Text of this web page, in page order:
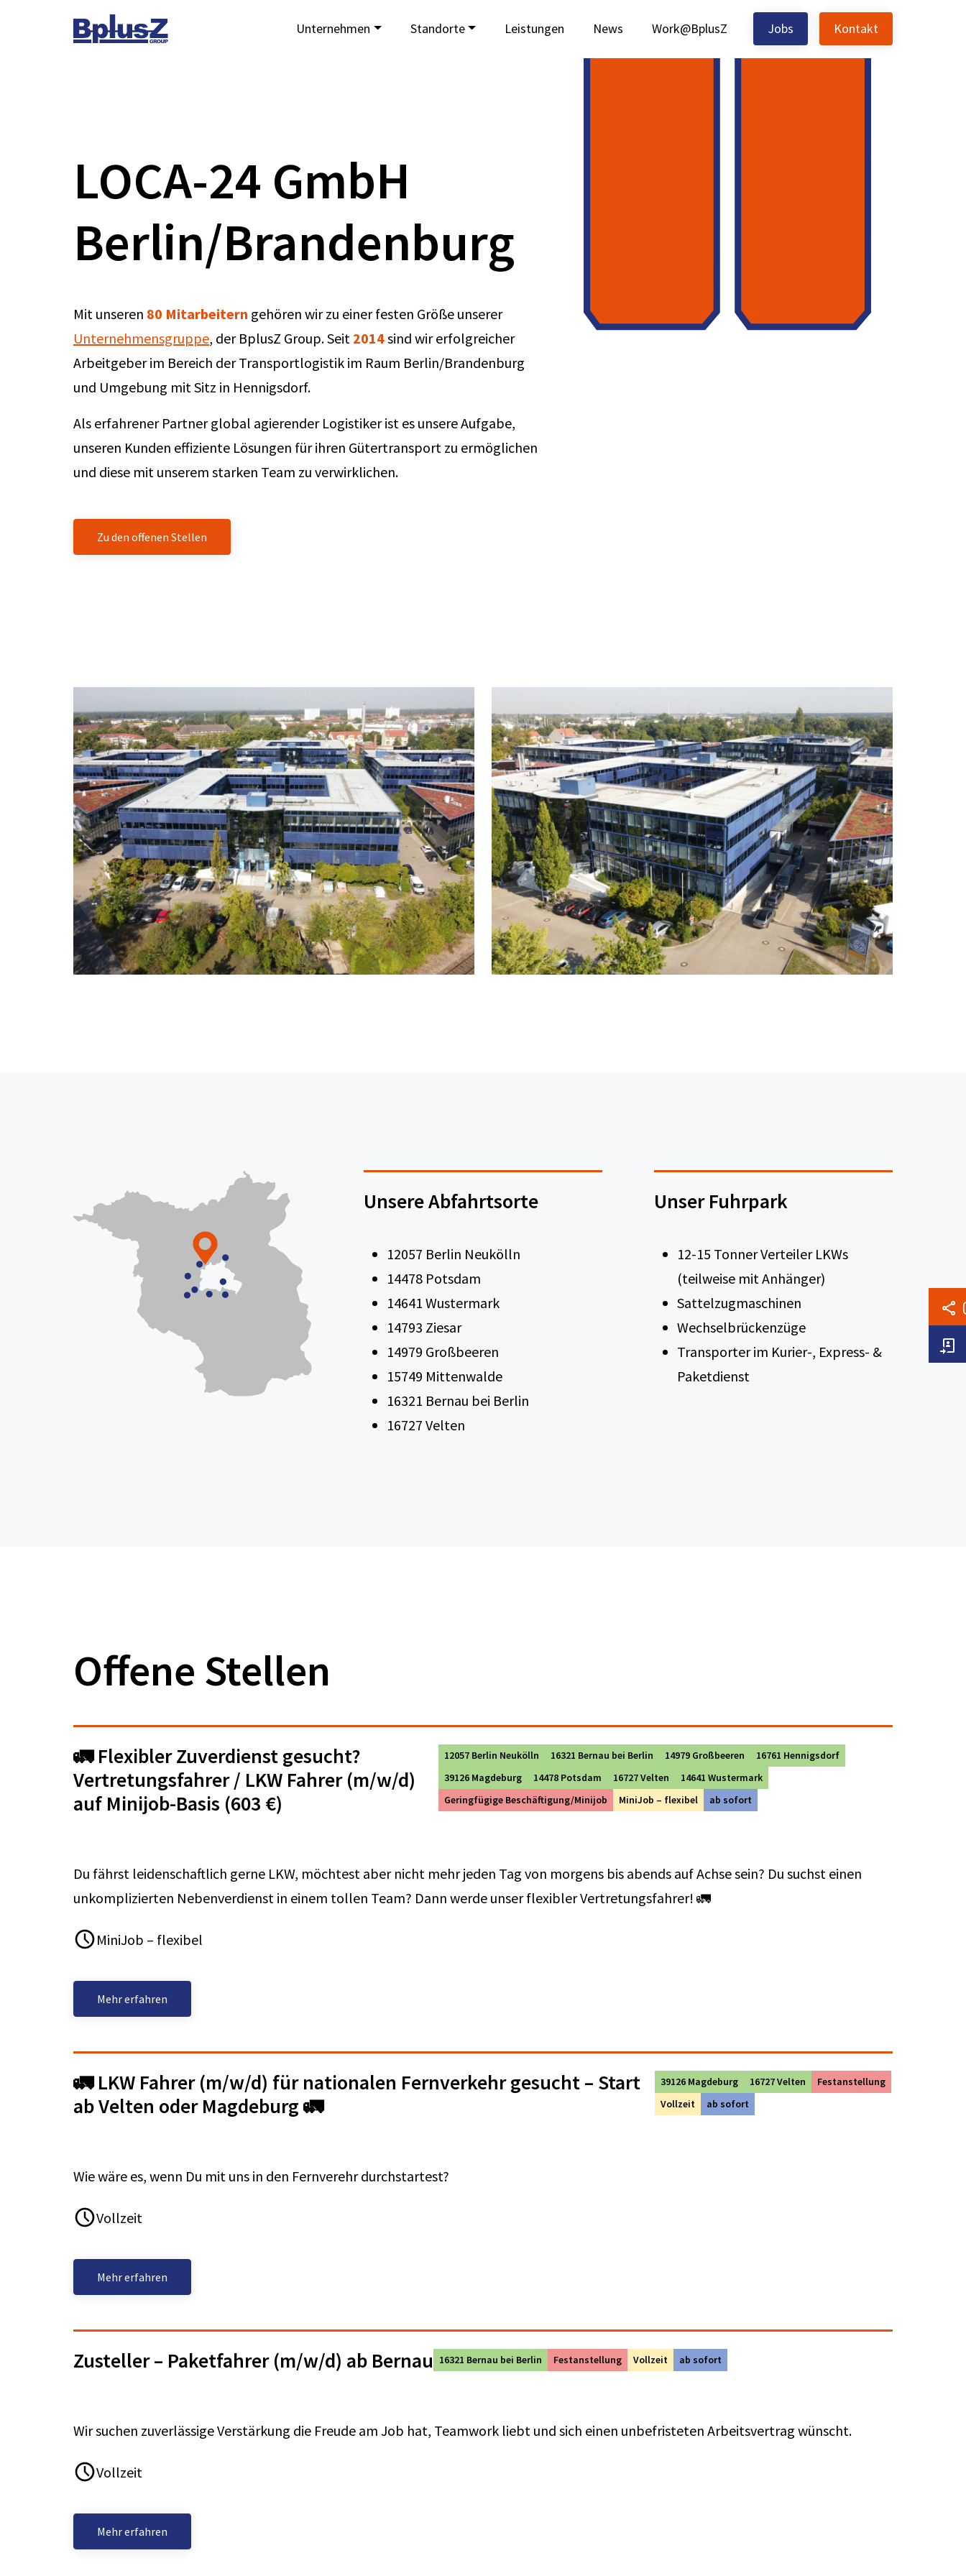
Toggle navigation
Unternehmen Standorte Leistungen News Work@BplusZ Jobs Kontakt
LOCA-24 GmbH
Berlin/Brandenburg
Mit unseren 80 Mitarbeitern gehören wir zu einer festen Größe unserer
Unternehmensgruppe, der BplusZ Group. Seit 2014sind wir erfolgreicher
Arbeitgeber im Bereich der Transportlogistik im Raum Berlin/Brandenburg
und Umgebung mit Sitz in Hennigsdorf.
Als erfahrener Partner global agierender Logistiker ist es unsere Aufgabe,
unseren Kunden effiziente Lösungen für ihren Gütertransport zu ermöglichen
und diese mit unserem starken Team zu verwirklichen.
Zu den offenen Stellen
Unsere Abfahrtsorte
12057 Berlin Neukölln
14478 Potsdam
14641 Wustermark
14793 Ziesar
14979 Großbeeren
15749 Mittenwalde
16321 Bernau bei Berlin
16727 Velten
Unser Fuhrpark
12-15 Tonner Verteiler LKWs
(teilweise mit Anhänger)
Sattelzugmaschinen
Wechselbrückenzüge
Transporter im Kurier-, Express- &
Paketdienst
Offene Stellen
🚛 Flexibler Zuverdienst gesucht?
Vertretungsfahrer / LKW Fahrer (m/w/d)
auf Minijob-Basis (603 €)
12057 Berlin Neukölln 16321 Bernau bei Berlin 14979 Großbeeren
16761 Hennigsdorf
39126 Magdeburg
14478 Potsdam 16727 Velten
14641 Wustermark
Geringfügige Beschäftigung/Minijob
MiniJob – flexibel ab sofort
Du fährst leidenschaftlich gerne LKW, möchtest aber nicht mehr jeden Tag von morgens bis abends auf Achse sein? Du suchst einen
unkomplizierten Nebenverdienst in einem tollen Team? Dann werde unser flexibler Vertretungsfahrer! 🚛
MiniJob – flexibel
Mehr erfahren
🚛 LKW Fahrer (m/w/d) für nationalen Fernverkehr gesucht – Start
ab Velten oder Magdeburg 🚛
39126 Magdeburg 16727 Velten
Festanstellung
Vollzeit
ab sofort
Wie wäre es, wenn Du mit uns in den Fernverehr durchstartest?
Vollzeit
Mehr erfahren
Zusteller – Paketfahrer (m/w/d) ab Bernau 16321 Bernau bei Berlin Festanstellung Vollzeit ab sofort
Wir suchen zuverlässige Verstärkung die Freude am Job hat, Teamwork liebt und sich einen unbefristeten Arbeitsvertrag wünscht.
Vollzeit
Mehr erfahren